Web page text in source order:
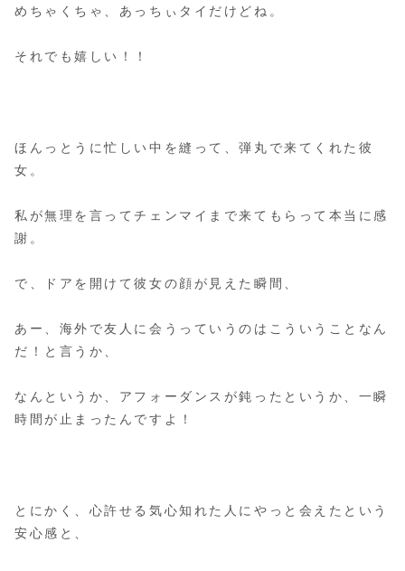
めちゃくちゃ、あっちぃタイだけどね。
それでも嬉しい！！
ほんっとうに忙しい中を縫って、弾丸で来てくれた彼
女。
私が無理を言ってチェンマイまで来てもらって本当に感
謝。
で、ドアを開けて彼女の顔が見えた瞬間、
あー、海外で友人に会うっていうのはこういうことなん
だ！と言うか、
なんというか、アフォーダンスが鈍ったというか、一瞬
時間が止まったんですよ！
とにかく、心許せる気心知れた人にやっと会えたという
安心感と、